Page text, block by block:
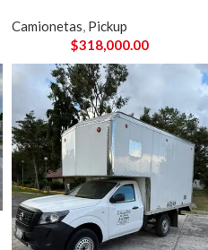
Camionetas, Pickup
$318,000.00